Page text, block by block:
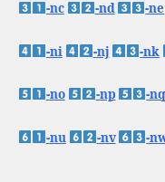
-nc -nd -ne
-ni -nj -nk
-no -np -nq
-nu -nv -